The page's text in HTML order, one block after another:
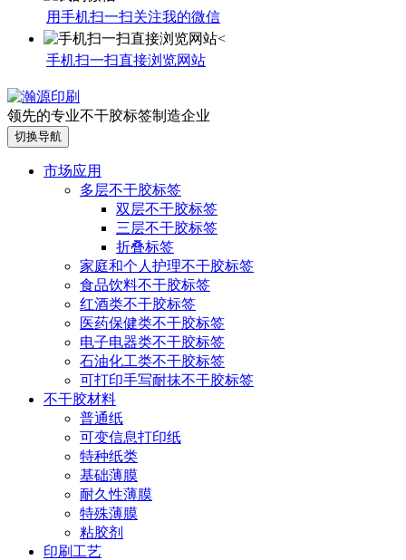
用手机扫一扫关注我的微信
手机扫一扫直接浏览网站
领先的专业不干胶标签制造企业
切换导航
市场应用
多层不干胶标签
双层不干胶标签
三层不干胶标签
折叠标签
家庭和个人护理不干胶标签
食品饮料不干胶标签
红酒类不干胶标签
医药保健类不干胶标签
电子电器类不干胶标签
石油化工类不干胶标签
可打印手写耐抹不干胶标签
不干胶材料
普通纸
可变信息打印纸
特种纸类
基础薄膜
耐久性薄膜
特殊薄膜
粘胶剂
印刷工艺